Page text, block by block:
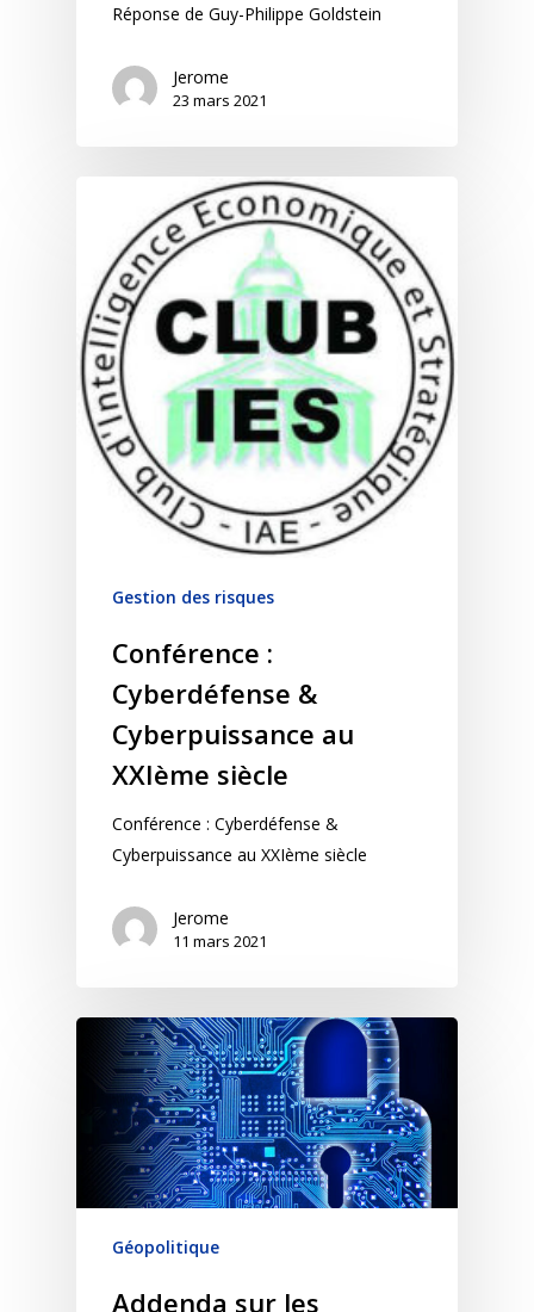
Réponse de Guy-Philippe Goldstein
Jerome
23 mars 2021
Gestion des risques
Conférence :
Cyberdéfense &
Cyberpuissance au
XXIème siècle
Conférence : Cyberdéfense &
Cyberpuissance au XXIème siècle
Jerome
11 mars 2021
Géopolitique
Addenda sur les